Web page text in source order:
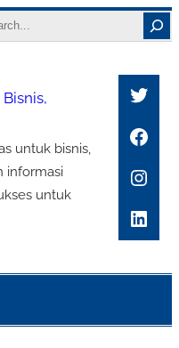
untuk bisnis,
informasi
untuk